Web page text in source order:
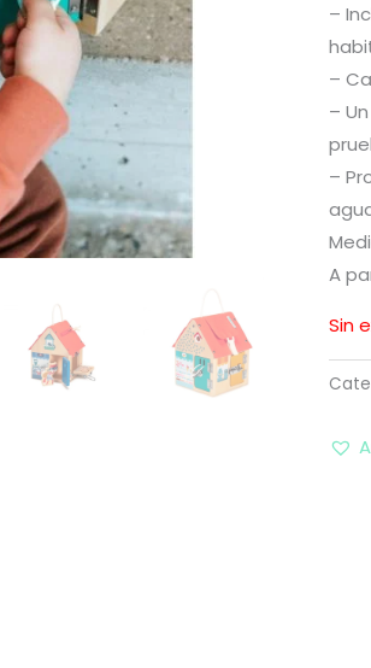
–
–
–
–
A
Sin